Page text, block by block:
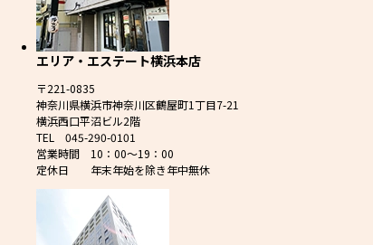
エリア・エステート横浜本店
〒221-0835
神奈川県横浜市神奈川区鶴屋町1丁目7-21
横浜西口平沼ビル2階
TEL 045-290-0101
営業時間 10：00～19：00
定休日 年末年始を除き年中無休